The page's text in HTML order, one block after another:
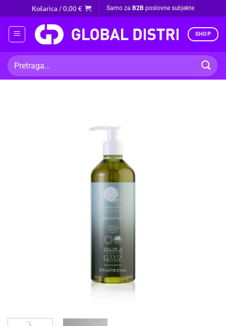
to
content
Košarica /0,00€ Samo za B2B poslovne subjekte
SHOP
Pretraži: